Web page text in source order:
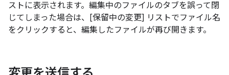
ストに表示されます。編集中のファイルのタブを誤って閉
じてしまった場合は、[保留中の変更] リストでファイル名
をクリックすると、編集したファイルが再び開きます。